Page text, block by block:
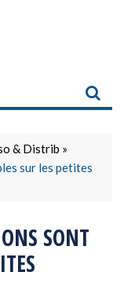
& Distrib »
sur les petites
SONT